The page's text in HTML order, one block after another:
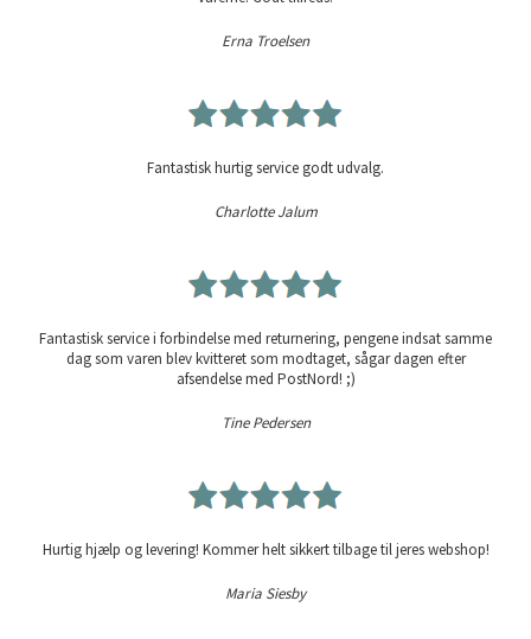
Erna Troelsen
Fantastisk hurtig service godt udvalg.
Charlotte Jalum
Fantastisk service i forbindelse med returnering, pengene indsat samme
dag som varen blev kvitteret som modtaget, sågar dagen efter
afsendelse med PostNord! ;)
Tine Pedersen
Hurtig hjælp og levering! Kommer helt sikkert tilbage til jeres webshop!
Maria Siesby